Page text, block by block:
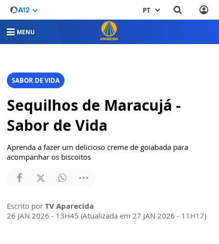
PT
MENU
SABOR DE VIDA
Sequilhos de Maracujá -
Sabor de Vida
Aprenda a fazer um delicioso creme de goiabada para
acompanhar os biscoitos
Escrito por TV Aparecida
26 JAN 2026 - 13H45 (Atualizada em 27 JAN 2026 - 11H17)